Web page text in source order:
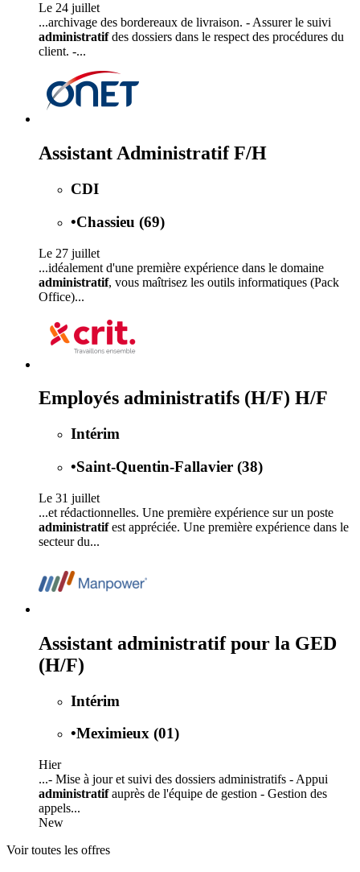
Le 24 juillet
...archivage des bordereaux de livraison. - Assurer le suivi
administratifdes dossiers dans le respect des procédures du
client. -...
Assistant Administratif F/H
CDI
•Chassieu (69)
Le 27 juillet
...idéalement d'une première expérience dans le domaine
administratif, vous maîtrisez les outils informatiques (Pack
Office)...
Employés administratifs (H/F) H/F
Intérim
•Saint-Quentin-Fallavier (38)
Le 31 juillet
...et rédactionnelles. Une première expérience sur un poste
administratifest appréciée. Une première expérience dans le
secteur du...
Assistant administratif pour la GED
(H/F)
Intérim
•Meximieux (01)
Hier
...- Mise à jour et suivi des dossiers administratifs - Appui
administratifauprès de l'équipe de gestion - Gestion des
appels...
New
Voir toutes les offres